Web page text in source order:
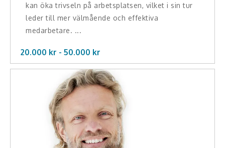
kan öka trivseln på arbetsplatsen, vilket i sin tur
leder till mer välmående och effektiva
medarbetare. ...
20.000 kr - 50.000 kr